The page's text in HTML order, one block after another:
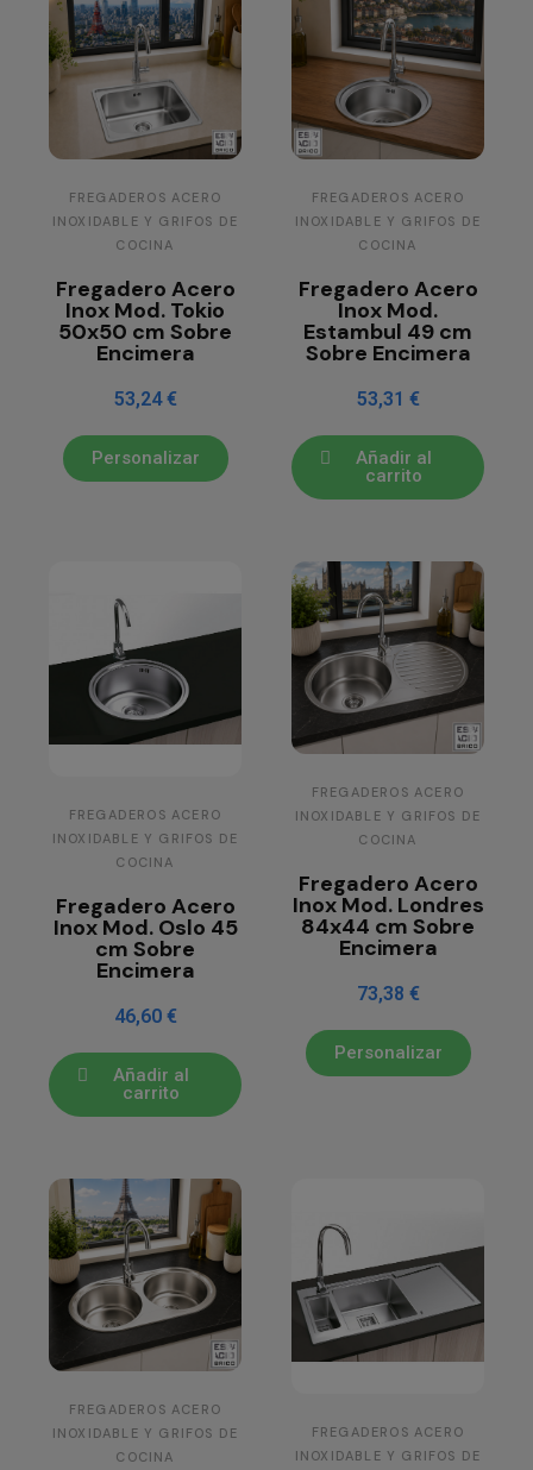
FREGADEROS ACERO
INOXIDABLE Y GRIFOS DE
COCINA
Fregadero Acero
Inox Mod. Tokio
50x50 cm Sobre
Encimera
53,24 €
Personalizar
FREGADEROS ACERO
INOXIDABLE Y GRIFOS DE
COCINA
Fregadero Acero
Inox Mod.
Estambul 49 cm
Sobre Encimera
53,31 €
Añadir al
carrito
FREGADEROS ACERO
INOXIDABLE Y GRIFOS DE
COCINA
Fregadero Acero
Inox Mod. Oslo 45
cm Sobre
Encimera
46,60 €
Añadir al
carrito
FREGADEROS ACERO
INOXIDABLE Y GRIFOS DE
COCINA
Fregadero Acero
Inox Mod. Londres
84x44 cm Sobre
Encimera
73,38 €
Personalizar
FREGADEROS ACERO
INOXIDABLE Y GRIFOS DE
COCINA
FREGADEROS ACERO
INOXIDABLE Y GRIFOS DE